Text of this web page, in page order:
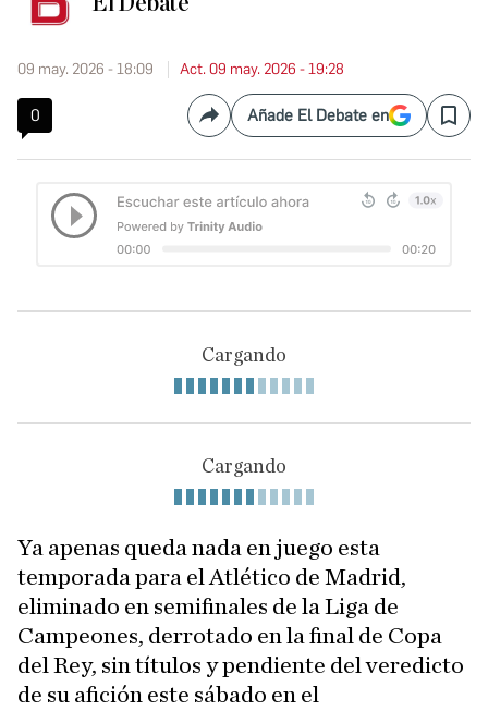
09 may. 2026 - 18:09 Act. 09 may. 2026 - 19:28
0 CompartirAñade El Debate en Save
Cargando
Cargando
Ya apenas queda nada en juego esta
temporada para el Atlético de Madrid,
eliminado en semifinales de la Liga de
Campeones, derrotado en la final de Copa
del Rey, sin títulos y pendiente del veredicto
de su afición este sábado en el